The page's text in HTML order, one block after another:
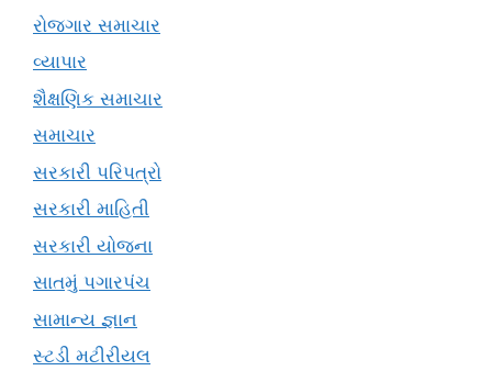
રોજગાર સમાચાર
વ્યાપાર
શૈક્ષણિક સમાચાર
સમાચાર
સરકારી પરિપત્રો
સરકારી માહિતી
સરકારી યોજના
સાતમું પગારપંચ
સામાન્ય જ્ઞાન
સ્ટડી મટીરીયલ